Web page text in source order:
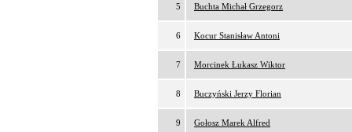
5 Buchta Michał Grzegorz
6 Kocur Stanisław Antoni
7 Morcinek Łukasz Wiktor
8 Buczyński Jerzy Florian
9 Gołosz Marek Alfred